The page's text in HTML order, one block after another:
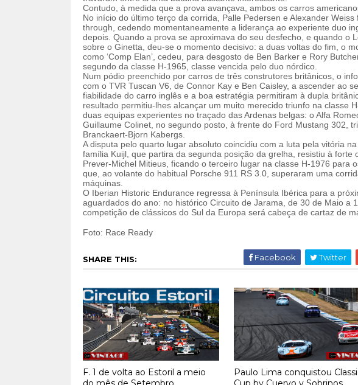
Contudo, à medida que a prova avançava, ambos os carros
No início do último terço da corrida, Palle Pedersen e Alexander
through, cedendo momentaneamente a liderança ao experiente duo
depois. Quando a prova se aproximava do seu desfecho, e quando o
sobre o Ginetta, deu-se o momento decisivo: a duas voltas do fim, o
como ‘Comp Elan’, cedeu, para desgosto de Ben Barker e Rory
segundo da classe H-1965, classe vencida pelo duo nórdico.
Num pódio preenchido por carros de três construtores britânicos, o
com o TVR Tuscan V6, de Connor Kay e Ben Caisley, a ascender ao
fiabilidade do carro inglês e a boa estratégia permitiram à dupla
resultado permitiu-lhes alcançar um muito merecido triunfo na classe
duas equipas experientes no traçado das Ardenas belgas: o Alfa
Guillaume Colinet, no segundo posto, à frente do Ford Mustang 302,
Branckaert-Bjorn Kabergs.
A disputa pelo quarto lugar absoluto coincidiu com a luta pela vitória
família Kuijl, que partira da segunda posição da grelha, resistiu à forte
Prever-Michel Mitieus, ficando o terceiro lugar na classe H-1976 para
que, ao volante do habitual Porsche 911 RS 3.0, superaram uma
máquinas.
O Iberian Historic Endurance regressa à Península Ibérica para a
aguardados do ano: no histórico Circuito de Jarama, de 30 de Maio a
competição de clássicos do Sul da Europa será cabeça de cartaz de
Foto: Race Ready
SHARE THIS: Facebook Twitter
F. 1 de volta ao Estoril a meio
Paulo Lima conquistou